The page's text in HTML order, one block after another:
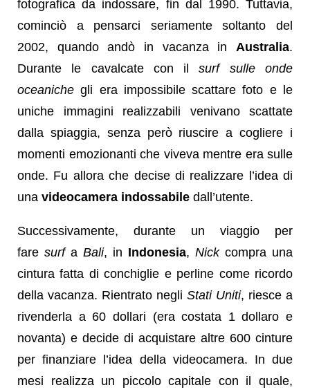
fotografica da indossare, fin dal 1990. Tuttavia,
cominciò a pensarci seriamente soltanto del
2002, quando andò in vacanza in Australia.
Durante le cavalcate con ilsurf sulle onde
oceanichegli era impossibile scattare foto e le
uniche immagini realizzabili venivano scattate
dalla spiaggia, senza però riuscire a cogliere i
momenti emozionanti che viveva mentre era sulle
onde. Fu allora che decise di realizzare l’idea di
una videocamera indossabile dall’utente.
Successivamente, durante un viaggio per
fare surfa Bali, in Indonesia, Nickcompra una
cintura fatta di conchiglie e perline come ricordo
della vacanza. Rientrato negli Stati Uniti, riesce a
rivenderla a 60 dollari (era costata 1 dollaro e
novanta) e decide di acquistare altre 600 cinture
per finanziare l’idea della videocamera. In due
mesi realizza un piccolo capitale con il quale,